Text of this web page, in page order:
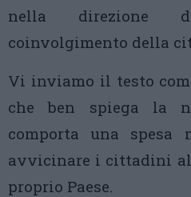
nella direzione
coinvolgimento della
Vi inviamo il testo
che ben spiega la
comporta una spesa
avvicinare i cittadini
proprio Paese.